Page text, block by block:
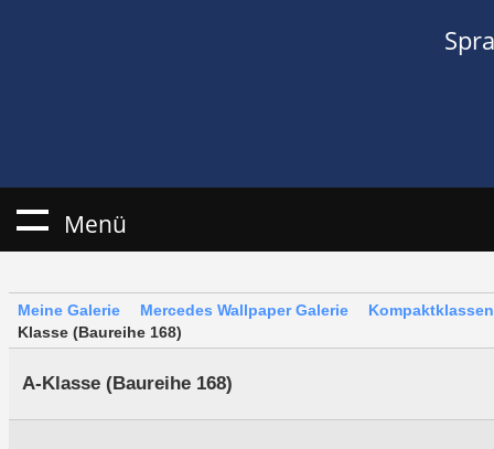
Menü
Meine Galerie Mercedes Wallpaper Galerie
Klasse (Baureihe 168)
A-Klasse (Baureihe 168)